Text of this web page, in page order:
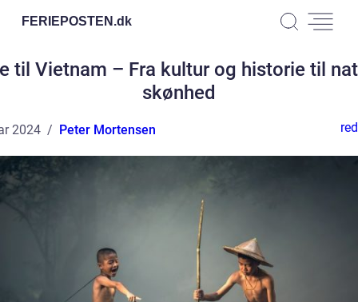
FERIEPOSTEN.dk
til Vietnam – Fra kultur og historie til
skønhed
2024 Peter Mortensen